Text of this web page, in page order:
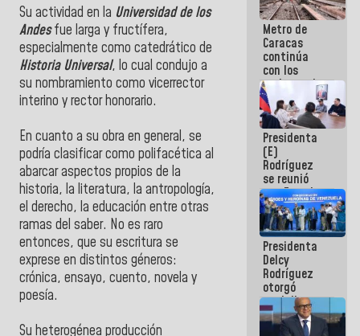
Su actividad en la Universidad de los
Andesfue larga y fructífera,
especialmente como catedrático de
Historia Universal, lo cual condujo a
su nombramiento como vicerrector
interino y rector honorario.
En cuanto a su obra en general, se
podría clasificar como polifacética al
abarcar aspectos propios de la
historia, la literatura, la antropología,
el derecho, la educación entre otras
ramas del saber. No es raro
entonces, que su escritura se
exprese en distintos géneros:
crónica, ensayo, cuento, novela y
poesía.
Su heterogénea producción
Metro de
Caracas
continúa
con los
trabajos de
mantenimiento
e inspección
en la Línea 2
Presidenta
(E)
Rodríguez
se reunió
con Estado
Mayor
Eléctrico
para
abordar
planes de
acción
Presidenta
Delcy
Rodríguez
otorgó
medalla
"Héroe de
Venezuela"